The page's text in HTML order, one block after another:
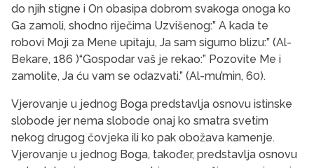
do njih stigne i On obasipa dobrom svakoga onoga ko
Ga zamoli, shodno riječima Uzvišenog:” A kada te
robovi Moji za Mene upitaju, Ja sam sigurno blizu:” (Al-
Bekare, 186 )“Gospodar vaš je rekao:” Pozovite Me i
zamolite, Ja ću vam se odazvati.” (Al-mu’min, 60).
Vjerovanje u jednog Boga predstavlja osnovu istinske
slobode jer nema slobode onaj ko smatra svetim
nekog drugog čovjeka ili ko pak obožava kamenje.
Vjerovanje u jednog Boga, također, predstavlja osnovu